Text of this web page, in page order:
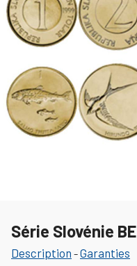
Série Slovénie BE
Description -Garanties